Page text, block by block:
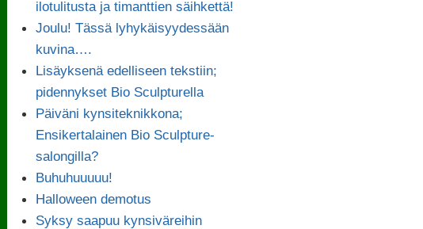
ilotulitusta ja timanttien säihkettä!
Joulu! Tässä lyhykäisyydessään
kuvina….
Lisäyksenä edelliseen tekstiin;
pidennykset Bio Sculpturella
Päiväni kynsiteknikkona;
Ensikertalainen Bio Sculpture-
salongilla?
Buhuhuuuuu!
Halloween demotus
Syksy saapuu kynsiväreihin